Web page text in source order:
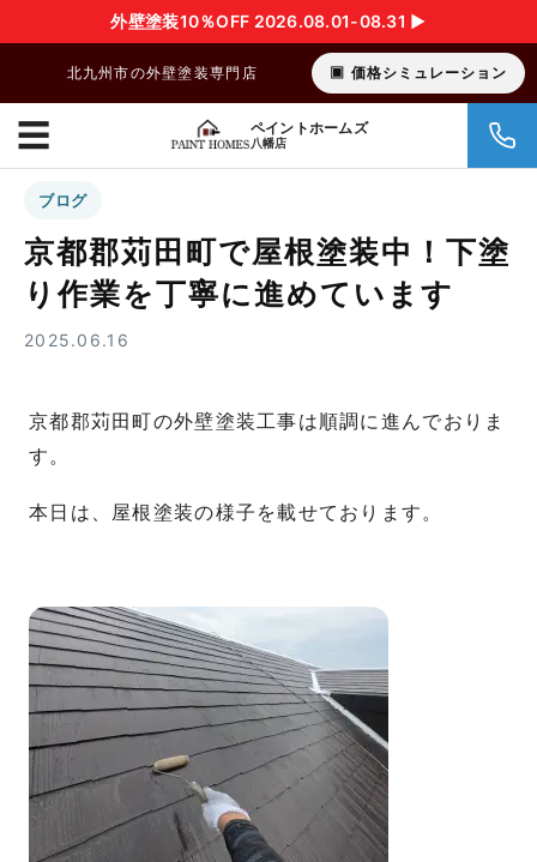
外壁塗装10％OFF 2026.08.01-08.31 ▶︎
北九州市の外壁塗装専門店 価格シミュレーション
ペイントホームズ
八幡店
☰
ブログ
京都郡苅田町で屋根塗装中！下塗
り作業を丁寧に進めています
2025.06.16
京都郡苅田町の外壁塗装工事は順調に進んでおりま
す。
本日は、屋根塗装の様子を載せております。